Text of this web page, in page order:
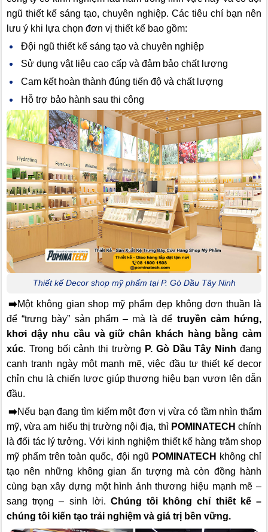
ngũ thiết kế sáng tạo, chuyên nghiệp. Các tiêu chí bạn nên
lưu ý khi lựa chọn đơn vị thiết kế bao gồm:
Đội ngũ thiết kế sáng tạo và chuyên nghiệp
Sử dụng vật liệu cao cấp và đảm bảo chất lượng
Cam kết hoàn thành đúng tiến độ và chất lượng
Hỗ trợ bảo hành sau thi công
Thiết kế Decor shop mỹ phẩm tại P. Gò Dầu Tây Ninh
➡️Một không gian shop mỹ phẩm đẹp không đơn thuần là
để “trưng bày” sản phẩm – mà là để truyền cảm hứng,
khơi dậy nhu cầu và giữ chân khách hàng bằng cảm
xúc. Trong bối cảnh thị trường P. Gò Dầu Tây Ninh đang
cạnh tranh ngày một mạnh mẽ, việc đầu tư thiết kế decor
chỉn chu là chiến lược giúp thương hiệu bạn vươn lên dẫn
đầu.
➡️Nếu bạn đang tìm kiếm một đơn vị vừa có tầm nhìn thẩm
mỹ, vừa am hiểu thị trường nội địa, thì POMINATECH chính
là đối tác lý tưởng. Với kinh nghiệm thiết kế hàng trăm shop
mỹ phẩm trên toàn quốc, đội ngũ POMINATECH không chỉ
tạo nên những không gian ấn tượng mà còn đồng hành
cùng bạn xây dựng một hình ảnh thương hiệu mạnh mẽ –
sang trọng – sinh lời. Chúng tôi không chỉ thiết kế –
chúng tôi kiến tạo trải nghiệm và giá trị bền vững.